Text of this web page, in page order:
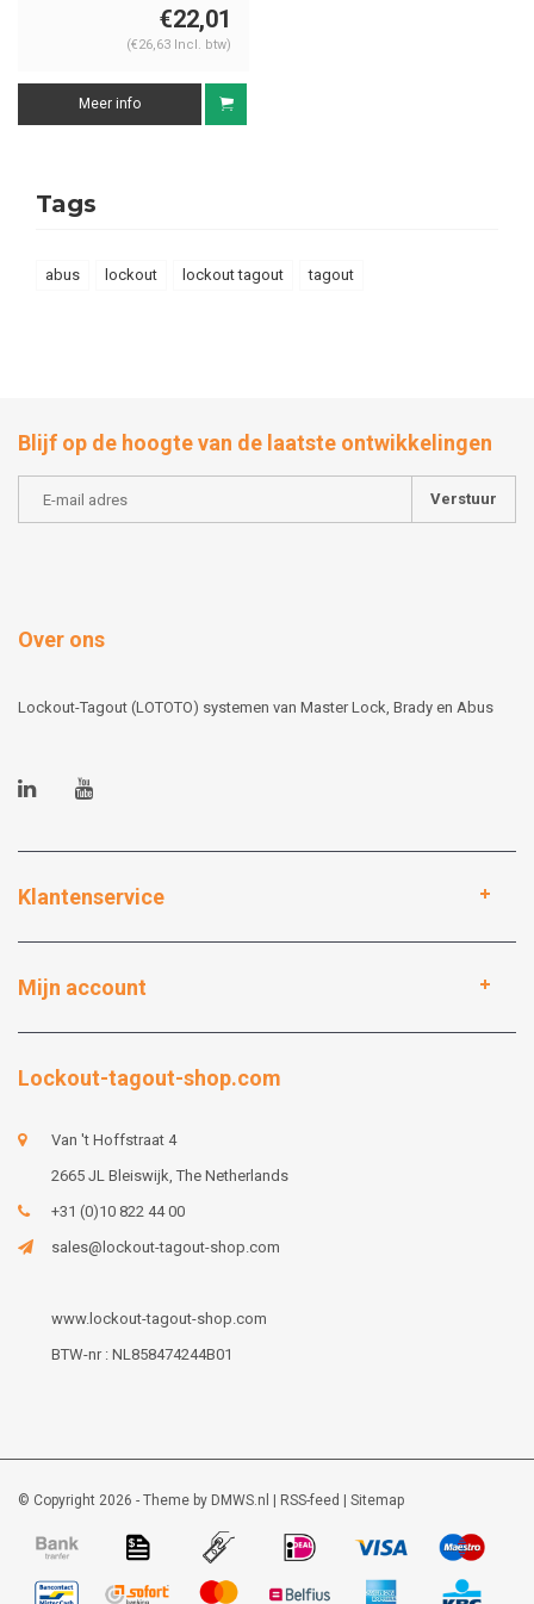
paars 72IB/30 LILA
€22,01
(€26,63 Incl. btw)
Meer info
Tags
abus lockout lockout tagout tagout
Blijf op de hoogte van de laatste ontwikkelingen
Verstuur
Over ons
Lockout-Tagout (LOTOTO) systemen van Master Lock, Brady en Abus
Klantenservice
Mijn account
Lockout-tagout-shop.com
Van 't Hoffstraat 4
2665 JL Bleiswijk, The Netherlands
+31 (0)10 822 44 00
sales@lockout-tagout-shop.com
www.lockout-tagout-shop.com
BTW-nr : NL858474244B01
© Copyright 2026 - Theme by DMWS.nl RSS-feed Sitemap